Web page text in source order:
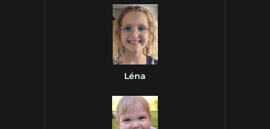
Léna